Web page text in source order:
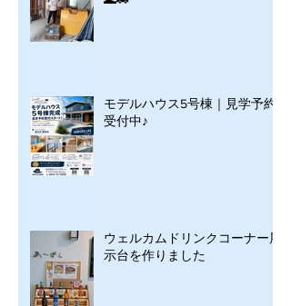
モデルハウス5号棟｜見学予約
受付中♪
ウェルカムドリンクコーナー展
示台を作りました